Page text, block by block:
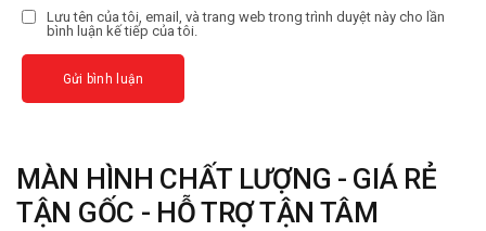
Lưu tên của tôi, email, và trang web trong trình duyệt này cho lần
bình luận kế tiếp của tôi.
MÀN HÌNH CHẤT LƯỢNG - GIÁ RẺ
TẬN GỐC - HỖ TRỢ TẬN TÂM